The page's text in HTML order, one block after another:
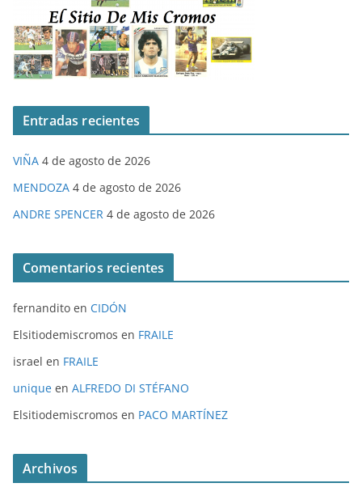
Entradas recientes
VIÑA 4 de agosto de 2026
MENDOZA 4 de agosto de 2026
ANDRE SPENCER 4 de agosto de 2026
Comentarios recientes
fernandito en CIDÓN
Elsitiodemiscromos en FRAILE
israel en FRAILE
unique en ALFREDO DI STÉFANO
Elsitiodemiscromos en PACO MARTÍNEZ
Archivos